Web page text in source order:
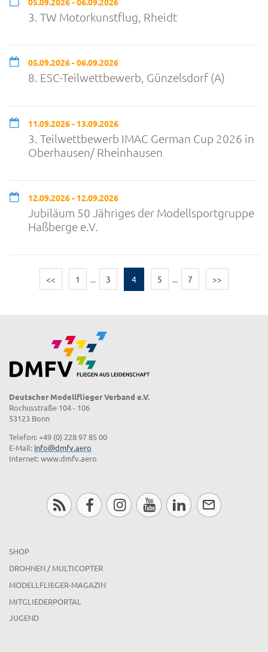
3. TW Motorkunstflug, Rheidt
05.09.2026 - 06.09.2026
8. ESC-Teilwettbewerb, Günzelsdorf (A)
11.09.2026 - 13.09.2026
3. Teilwettbewerb IMAC German Cup 2026 in
Oberhausen/ Rheinhausen
12.09.2026 - 12.09.2026
Jubiläum 50 Jähriges der Modellsportgruppe
Haßberge e.V.
<< 1 ... 3 4 5 ... 7 >>
Deutscher Modellflieger Verband e.V.
Rochusstraße 104 - 106
53123 Bonn
Telefon: +49 (0) 228 97 85 00
E-Mail: info@dmfv.aero
Internet: www.dmfv.aero
SHOP
DROHNEN / MULTICOPTER
MODELLFLIEGER-MAGAZIN
MITGLIEDERPORTAL
JUGEND